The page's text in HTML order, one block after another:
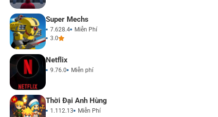
Super Mechs
7.628.4
Miễn Phí
3.0
Netflix
9.76.0 Miễn phí
Thời Đại Anh Hùng
1.112.13 Miễn Phí